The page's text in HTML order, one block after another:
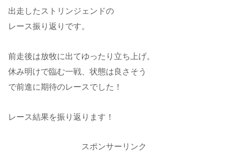
出走したストリンジェンドの
レース振り返りです。
前走後は放牧に出てゆったり立ち上げ。
休み明けで臨む一戦、状態は良さそう
で前進に期待のレースでした！
レース結果を振り返ります！
スポンサーリンク